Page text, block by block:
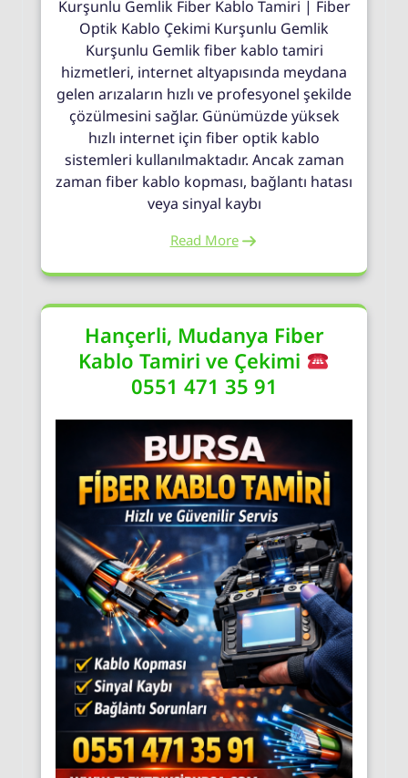
Kurşunlu Gemlik Fiber Kablo Tamiri | Fiber
Optik Kablo Çekimi Kurşunlu Gemlik
Kurşunlu Gemlik fiber kablo tamiri
hizmetleri, internet altyapısında meydana
gelen arızaların hızlı ve profesyonel şekilde
çözülmesini sağlar. Günümüzde yüksek
hızlı internet için fiber optik kablo
sistemleri kullanılmaktadır. Ancak zaman
zaman fiber kablo kopması, bağlantı hatası
veya sinyal kaybı
Read More
Hançerli, Mudanya Fiber
Kablo Tamiri ve Çekimi
0551 471 35 91